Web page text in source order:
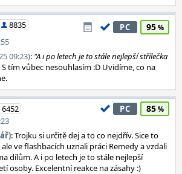
8835
PC 95
09:23): "A i po letech je to stále nejlepší střílečka
S tím vůbec nesouhlasím :D Uvidíme, co na
6452
PC 85
: Trojku si určitě dej a to co nejdřív. Sice to
ve flashbacích uznali práci Remedy a vzdali
dílům. A i po letech je to stále nejlepší
osoby. Excelentní reakce na zásahy :)